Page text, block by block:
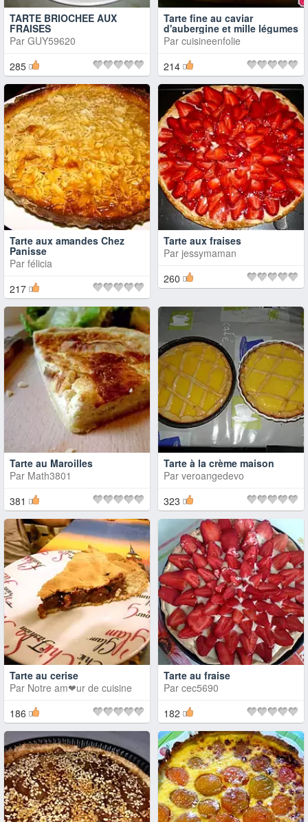
TARTE BRIOCHEE AUX
FRAISES
Par GUY59620
285
Tarte fine au caviar
d'aubergine et mille légumes
Par cuisineenfolie
214
Tarte aux amandes Chez
Panisse
Par félicia
217
Tarte aux fraises
Par jessymaman
260
Tarte au Maroilles
Par Math3801
381
Tarte à la crème maison
Par veroangedevo
323
Tarte au cerise
Par Notre am❤ur de cuisine
186
Tarte au fraise
Par cec5690
182